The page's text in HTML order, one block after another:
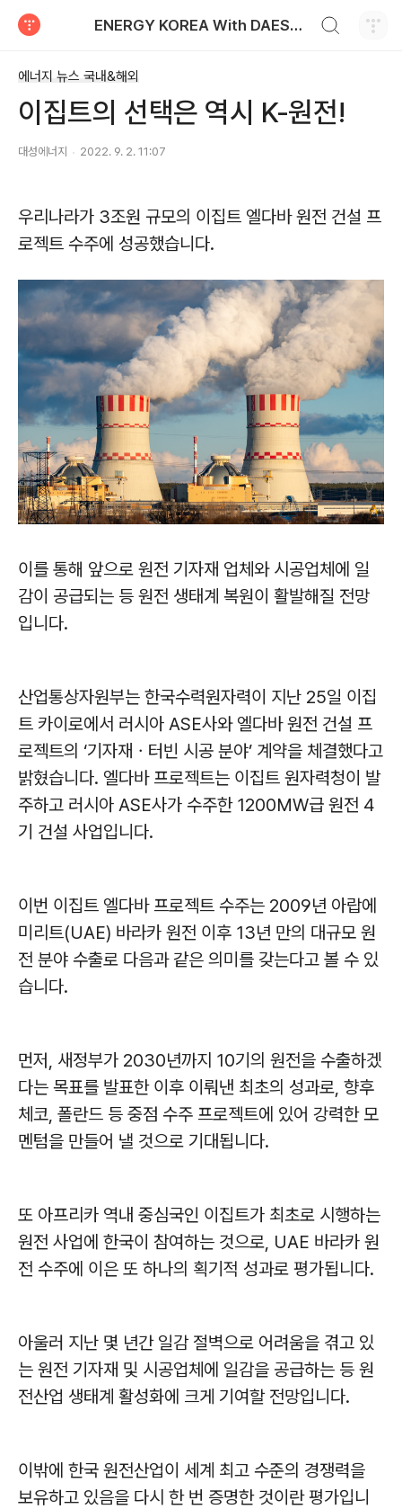
ENERGY KOREA With DAESUNG ENERGY
에너지 뉴스 국내&해외
이집트의 선택은 역시 K-원전!
대성에너지 2022. 9. 2. 11:07
우리나라가 3조원 규모의 이집트 엘다바 원전 건설 프
로젝트 수주에 성공했습니다.
이를 통해 앞으로 원전 기자재 업체와 시공업체에 일
감이 공급되는 등 원전 생태계 복원이 활발해질 전망
입니다.
산업통상자원부는 한국수력원자력이 지난 25일 이집
트 카이로에서 러시아 ASE사와 엘다바 원전 건설 프
로젝트의 ‘기자재 ㆍ 터빈 시공 분야’ 계약을 체결했다고
밝혔습니다. 엘다바 프로젝트는 이집트 원자력청이 발
주하고 러시아 ASE사가 수주한 1200MW급 원전 4
기 건설 사업입니다.
이번 이집트 엘다바 프로젝트 수주는 2009년 아랍에
미리트(UAE) 바라카 원전 이후 13년 만의 대규모 원
전 분야 수출로 다음과 같은 의미를 갖는다고 볼 수 있
습니다.
먼저, 새정부가 2030년까지 10기의 원전을 수출하겠
다는 목표를 발표한 이후 이뤄낸 최초의 성과로, 향후
체코, 폴란드 등 중점 수주 프로젝트에 있어 강력한 모
멘텀을 만들어 낼 것으로 기대됩니다.
또 아프리카 역내 중심국인 이집트가 최초로 시행하는
원전 사업에 한국이 참여하는 것으로, UAE 바라카 원
전 수주에 이은 또 하나의 획기적 성과로 평가됩니다.
아울러 지난 몇 년간 일감 절벽으로 어려움을 겪고 있
는 원전 기자재 및 시공업체에 일감을 공급하는 등 원
전산업 생태계 활성화에 크게 기여할 전망입니다.
이밖에 한국 원전산업이 세계 최고 수준의 경쟁력을
보유하고 있음을 다시 한 번 증명한 것이란 평가입니